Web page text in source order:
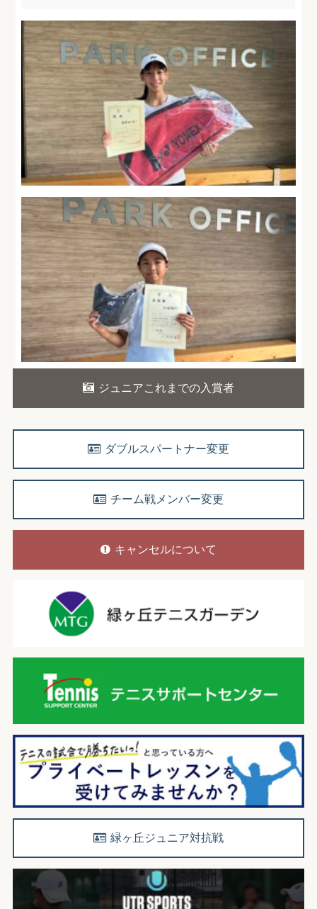
ジュニアこれまでの入賞者
ダブルスパートナー変更
チーム戦メンバー変更
キャンセルについて
緑ヶ丘ジュニア対抗戦